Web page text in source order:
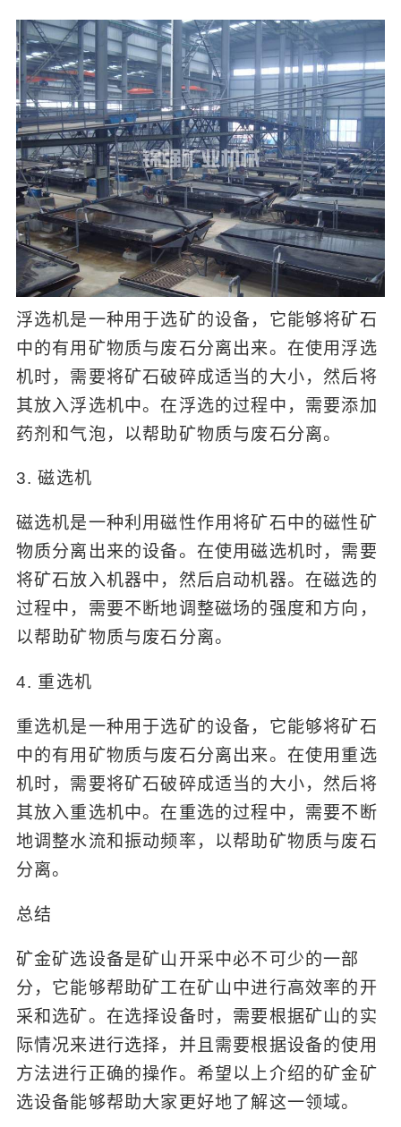
浮选机是一种用于选矿的设备，它能够将矿石
中的有用矿物质与废石分离出来。在使用浮选
机时，需要将矿石破碎成适当的大小，然后将
其放入浮选机中。在浮选的过程中，需要添加
药剂和气泡，以帮助矿物质与废石分离。
3. 磁选机
磁选机是一种利用磁性作用将矿石中的磁性矿
物质分离出来的设备。在使用磁选机时，需要
将矿石放入机器中，然后启动机器。在磁选的
过程中，需要不断地调整磁场的强度和方向，
以帮助矿物质与废石分离。
4. 重选机
重选机是一种用于选矿的设备，它能够将矿石
中的有用矿物质与废石分离出来。在使用重选
机时，需要将矿石破碎成适当的大小，然后将
其放入重选机中。在重选的过程中，需要不断
地调整水流和振动频率，以帮助矿物质与废石
分离。
总结
矿金矿选设备是矿山开采中必不可少的一部
分，它能够帮助矿工在矿山中进行高效率的开
采和选矿。在选择设备时，需要根据矿山的实
际情况来进行选择，并且需要根据设备的使用
方法进行正确的操作。希望以上介绍的矿金矿
选设备能够帮助大家更好地了解这一领域。